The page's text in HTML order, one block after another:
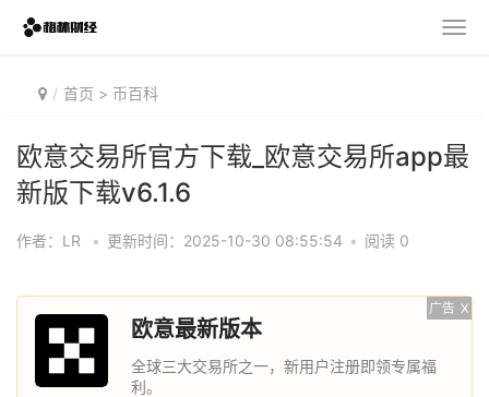
首页 > 币百科
欧意交易所官方下载_欧意交易所app最
新版下载v6.1.6
作者：LR • 更新时间：2025-10-30 08:55:54 • 阅读 0
广告 X
欧意最新版本
全球三大交易所之一，新用户注册即领专属福
利。